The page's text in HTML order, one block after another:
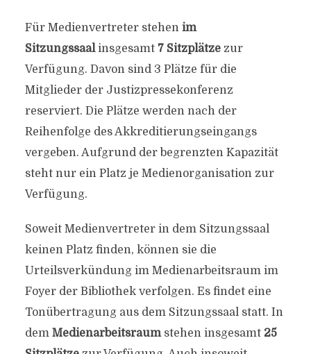
Für Medienvertreter stehen im
Sitzungssaalinsgesamt 7 Sitzplätze zur
Verfügung. Davon sind 3 Plätze für die
Mitglieder der Justizpressekonferenz
reserviert. Die Plätze werden nach der
Reihenfolge des Akkreditierungseingangs
vergeben. Aufgrund der begrenzten Kapazität
steht nur ein Platz je Medienorganisation zur
Verfügung.
Soweit Medienvertreter in dem Sitzungssaal
keinen Platz finden, können sie die
Urteilsverkündung im Medienarbeitsraum im
Foyer der Bibliothek verfolgen. Es findet eine
Tonübertragung aus dem Sitzungssaal statt. In
dem Medienarbeitsraum stehen insgesamt 25